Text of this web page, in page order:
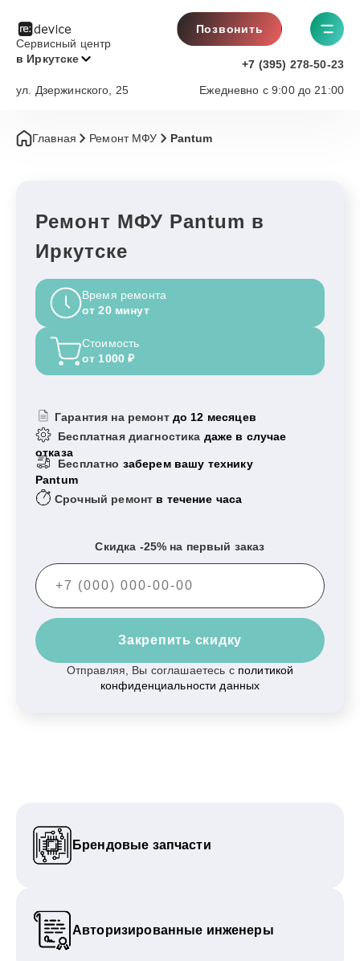
Сервисный центр
в Иркутске
Позвонить
+7 (395) 278-50-23
Ежедневно с 9:00 до 21:00
ул. Дзержинского, 25
Главная Ремонт МФУ Pantum
Ремонт МФУ Pantum в
Иркутске
Время ремонта
от 20 минут
Стоимость
от 1000 ₽
Гарантия на ремонт до 12 месяцев
Бесплатная диагностика даже в случае
отказа
Бесплатно заберем вашу технику
Pantum
Срочный ремонт в течение часа
Скидка -25% на первый заказ
Закрепить скидку
Отправляя, Вы соглашаетесь с политикой
конфиденциальности данных
Брендовые запчасти
Авторизированные инженеры